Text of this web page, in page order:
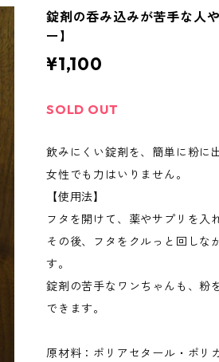
錠剤の呑み込みが苦手な人
ー】
¥1,100
SOLD OUT
飲みにくい錠剤を、簡単に粉に
女性でも力はいりません。
【使用法】
フタを開けて、薬やサプリを入
その後、フタをクルっと回しな
す。
錠剤の苦手なワンちゃんも、粉
できます。
原材料：ポリアセタール・ポリ